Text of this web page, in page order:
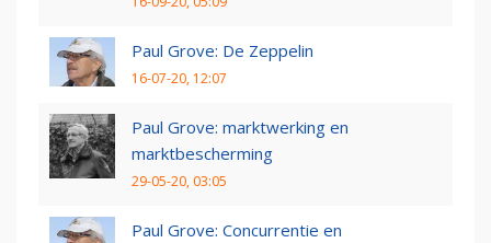
Paul Grove: De Zeppelin
16-07-20, 12:07
Paul Grove: marktwerking en
marktbescherming
29-05-20, 03:05
Paul Grove: Concurrentie en